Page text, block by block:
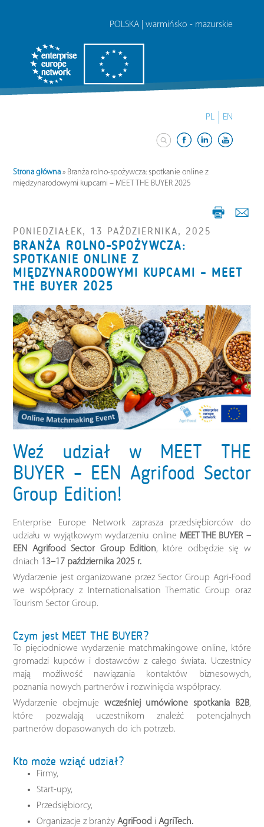
POLSKA | warmińsko - mazurskie
PL EN
Strona główna » Branża rolno-spożywcza: spotkanie online z
międzynarodowymi kupcami – MEET THE BUYER 2025
PONIEDZIAŁEK, 13 PAŹDZIERNIKA, 2025
BRANŻA ROLNO-SPOŻYWCZA:
SPOTKANIE ONLINE Z
MIĘDZYNARODOWYMI KUPCAMI – MEET
THE BUYER 2025
Weź udział w MEET THE
BUYER – EEN Agrifood Sector
Group Edition!
Enterprise Europe Network zaprasza przedsiębiorców do
udziału w wyjątkowym wydarzeniu online MEET THE BUYER –
EEN Agrifood Sector Group Edition, które odbędzie się w
dniach 13–17 października 2025 r.
Wydarzenie jest organizowane przez Sector Group Agri-Food
we współpracy z Internationalisation Thematic Group oraz
Tourism Sector Group.
Czym jest MEET THE BUYER?
To pięciodniowe wydarzenie matchmakingowe online, które
gromadzi kupców i dostawców z całego świata. Uczestnicy
mają możliwość nawiązania kontaktów biznesowych,
poznania nowych partnerów i rozwinięcia współpracy.
Wydarzenie obejmuje wcześniej umówione spotkania B2B,
które pozwalają uczestnikom znaleźć potencjalnych
partnerów dopasowanych do ich potrzeb.
Kto może wziąć udział?
Firmy,
Start-upy,
Przedsiębiorcy,
Organizacje z branżyAgriFood iAgriTech.